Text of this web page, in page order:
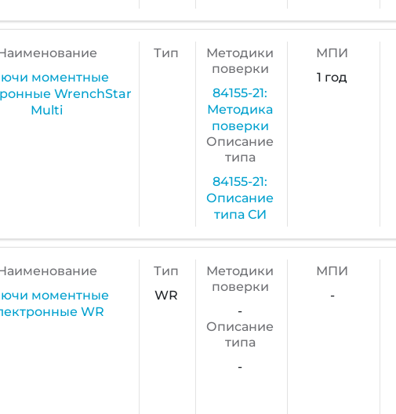
моментные
WrenchStar
Multi
Тип
Методики
поверки
84155-21:
Методика
поверки
Описание
типа
84155-21:
Описание
типа СИ
МПИ
1 год
моментные
WR
Тип
WR
Методики
поверки
-
Описание
типа
-
МПИ
-